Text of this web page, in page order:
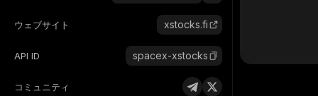
ウェブサイト xstocks.fi
API ID spacex-xstocks
コミュニティ